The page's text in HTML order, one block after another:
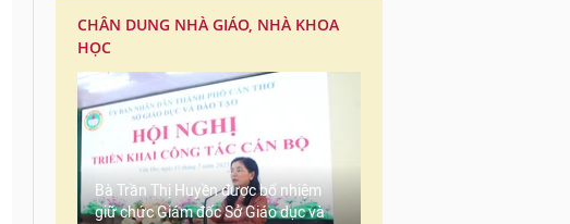
CHÂN DUNG NHÀ GIÁO, NHÀ KHOA
HỌC
Bà Trần Thị Huyền được bổ nhiệm
giữ chức Giám đốc Sở Giáo dục và